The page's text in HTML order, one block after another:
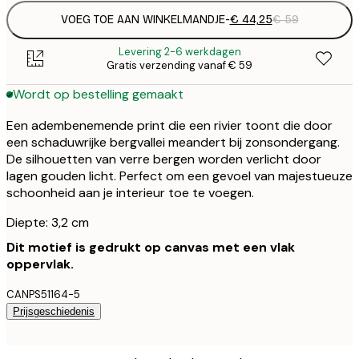
VOEG TOE AAN WINKELMANDJE-€ 44,25€ 59
Levering 2-6 werkdagen
Gratis verzending vanaf € 59
Wordt op bestelling gemaakt
Een adembenemende print die een rivier toont die door
een schaduwrijke bergvallei meandert bij zonsondergang.
De silhouetten van verre bergen worden verlicht door
lagen gouden licht. Perfect om een gevoel van majestueuze
schoonheid aan je interieur toe te voegen.
Diepte: 3,2 cm
Dit motief is gedrukt op canvas met een vlak
oppervlak.
CANPS51164-5
Prijsgeschiedenis